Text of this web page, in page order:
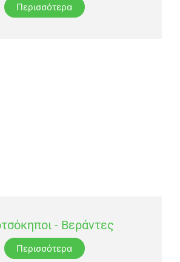
Περισσότερα
- Βεράντες
Περισσότερα